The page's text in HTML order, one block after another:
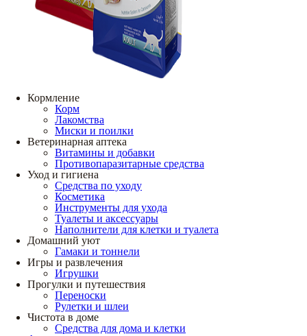
Кормление
Корм
Лакомства
Миски и поилки
Ветеринарная аптека
Витамины и добавки
Противопаразитарные средства
Уход и гигиена
Средства по уходу
Косметика
Инструменты для ухода
Туалеты и аксессуары
Наполнители для клетки и туалета
Домашний уют
Гамаки и тоннели
Игры и развлечения
Игрушки
Прогулки и путешествия
Переноски
Рулетки и шлеи
Чистота в доме
Средства для дома и клетки